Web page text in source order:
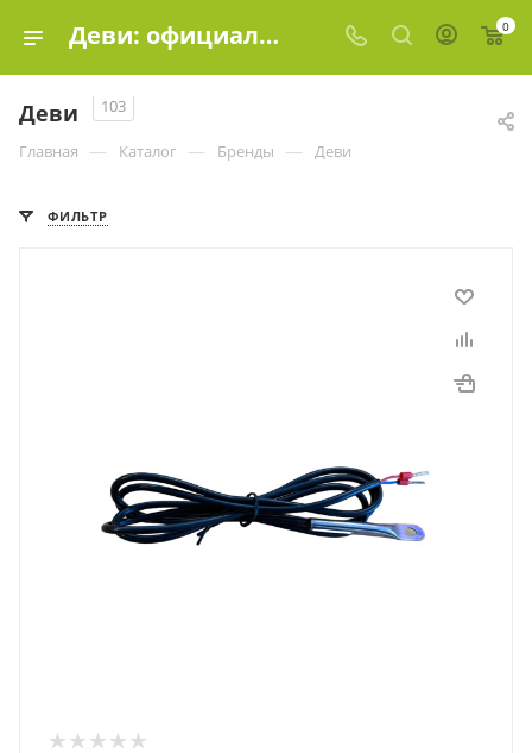
Деви: официальный дилер в Москве, цены | Эко-Элемент 0
Деви 103
Главная — Каталог — Бренды — Деви
ФИЛЬТР